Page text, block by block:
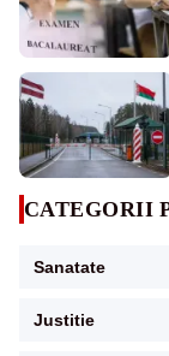
CATEGORII
Sanatate
Justitie